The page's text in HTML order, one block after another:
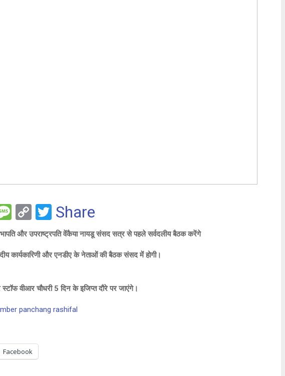
M
es
a
e
C
o
py
Li
k
T
wi
er
Share
और उपराष्ट्रपति वेंकैया नायडू संसद सत्र से पहले सर्वदलीय बैठक करेंगे
कार्यकारिणी और एनडीए के नेताओं की बैठक संसद में होगी।
वीआर चौधरी 5 दिन के इजिप्त दौरे पर जाएंगे।
panchang rashifal
Facebook